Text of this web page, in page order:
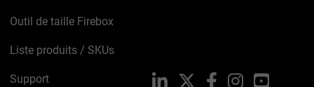
Outil de taille Firebox
Liste produits / SKUs
Support LinkedIn FacebookInstagramYouTube